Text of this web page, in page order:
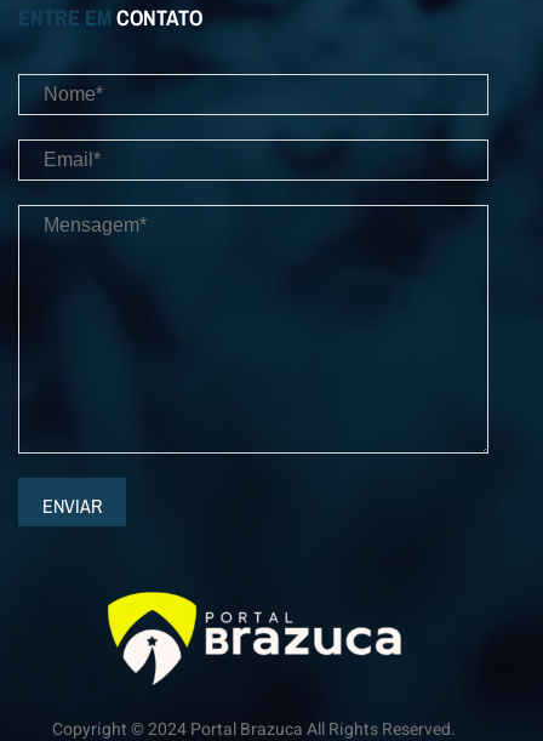
ENTRE EM CONTATO
ENVIAR
Copyright © 2024 Portal Brazuca All Rights Reserved.